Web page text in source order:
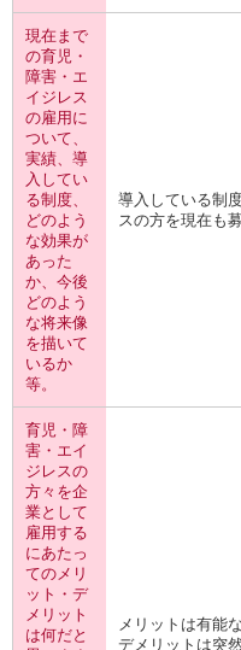
現在まで
の育児・
障害・エ
イジレス
の雇用に
ついて、
実績、導
入してい
る制度、
どのよう
な効果が
あった
か、今後
どのよう
な将来像
を描いて
いるか
等。
導入している制
スの方を現在も
育児・障
害・エイ
ジレスの
方々を企
業として
雇用する
にあたっ
てのメリ
ット・デ
メリット
は何だと
メリットは有能
デメリットは突